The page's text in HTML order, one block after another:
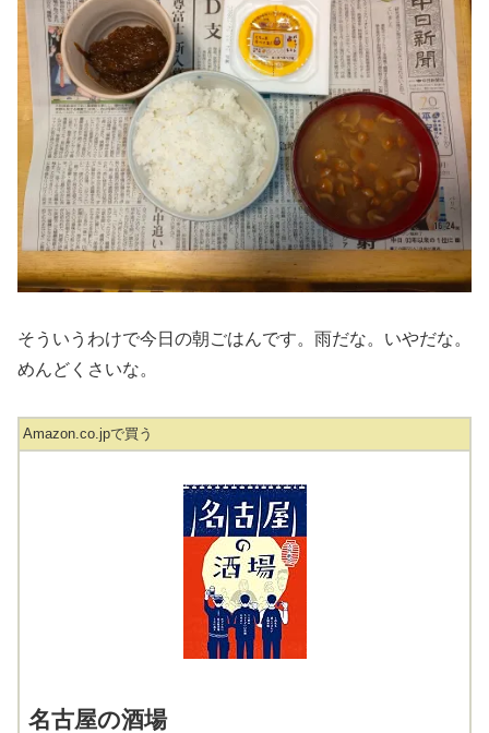
そういうわけで今日の朝ごはんです。雨だな。いやだな。
めんどくさいな。
Amazon.co.jpで買う
名古屋の酒場